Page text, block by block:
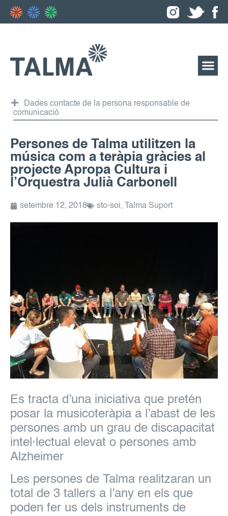
Dades contacte de la persona responsable de
comunicació
Persones de Talma utilitzen la
música com a teràpia gràcies al
projecte Apropa Cultura i
l’Orquestra Julià Carbonell
setembre 12, 2018 sto-soi, Talma Suport
Es tracta d’una iniciativa que pretén
posar la musicoteràpia a l’abast de les
persones amb un grau de discapacitat
intel·lectual elevat o persones amb
Alzheimer
Les persones de Talma realitzaran un
total de 3 tallers a l’any en els que
poden fer us dels instruments de